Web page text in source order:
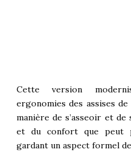
Cette version
ergonomies des assises
manière de s’asseoir et
et du confort que peut
gardant un aspect formel